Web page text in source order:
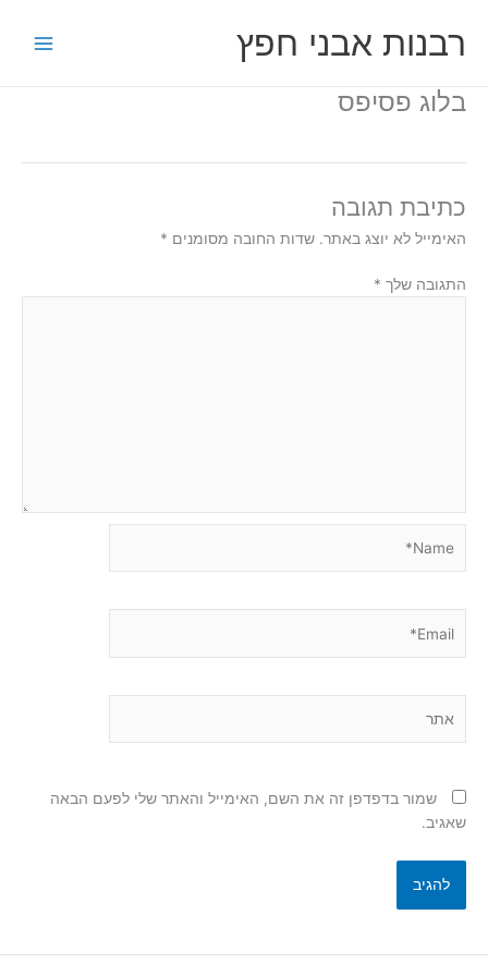
לתוכןרבנות אבני חפץ
בלוג פסיפס
כתיבת תגובה
האימייל לא יוצג באתר. שדות החובה מסומנים *
התגובה שלך *
שמור בדפדפן זה את השם, האימייל והאתר שלי לפעם הבאה
שאגיב.